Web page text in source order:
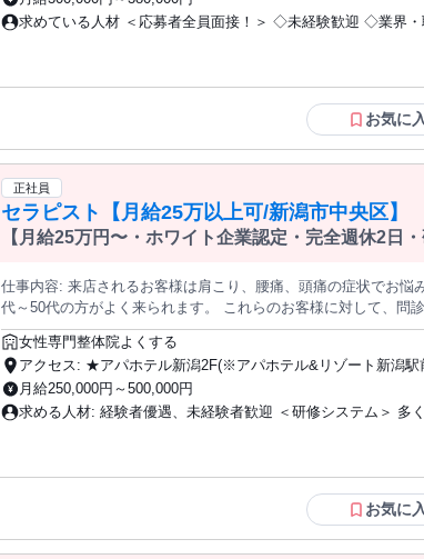
も無理なく働ける仕事を探している」 そんな方に選ばれている仕事です。 【仕事内容】 施設内での運営サポート業務
経験の方でも安心して始められます。 ▌新潟への移住を応援！ ￣￣￣￣￣￣￣￣￣￣￣￣￣￣￣￣￣￣ 県外から入社
費無料 ・テレビ完備 ・冷蔵庫完備 ・電子レンジ完備 ・洗濯機完備 ・無料送迎あり 新生活
す。 ▌柏崎エリアの魅力！ ￣￣￣￣￣￣￣￣￣￣￣￣￣￣￣￣￣￣ 新潟県柏崎市は、海と山に囲まれた自然豊かな街
グルメも充実。 都会の慌ただしさから離れ、 ゆとりある暮らしを実現できます。 ▌未経験スタート大歓迎！ ￣￣￣￣
￣￣￣￣￣￣￣￣￣￣￣￣￣￣ 入社後まずは研修からスタート。 業務の流れやルールを 基礎から丁寧にお教えしま
す。 先輩スタッフがしっかりサポートするので、 異業種からの転職者も多数活躍中です。 飲食店スタッフ、工場作業
￣￣￣￣￣￣￣￣￣￣￣￣￣￣￣￣￣￣ ・学歴不問 ・経験不問 ・転職回数不問 これまでの経
ありません。 応募者全員と面接を実施しています。 「地方で暮らしてみたい」 「環境を変えて働きたい」 「安定した
収入を得ながらゆとりある生活を送りたい」 そんな気持ちを大切にしています。 まずはお気
なたの新しい暮らしの第一歩を応援します。
求めている人材 ＜応募者全員面接！＞ ◇未経験歓迎 ◇業界
い方 ・環境を変えてイチからスタートしたい方 ＜様々な前職からの転職者多数！＞
営業、事務、コンビニの店員、倉庫内の作業員、 飲食店スタ
フ、公務員など 様々な業界・職種から転職してきたメンバーが活躍中！
即戦力！＞ 施設警備、夜勤警備、施設管理、駐車場警備、 大
のご経験をお持ちの方。 短期・単発のアルバイトで警備のご
年齢の条件と理由：あり（例外事由2号・18歳以上（警備業法
お気に
正社員
セラピスト【月給25万以上可/新潟市中央区】
【月給25万円〜・ホワイト企業認定・完全週休2日
仕事内容: 来店されるお客様は肩こり、腰痛、頭痛の症状でお悩みの女性となります。 また年齢層も幅広いですが、30
代～50代の方がよく来られます。 これらのお客様に対して、問診・検査で原因を特定して、その原因に結果にこだわる
整体施術をしていただき美と健康へ導き、お喜びいただくことまでが仕事になります
査、「美健同源」をコンセプトにした技術、そしてお客様にお
来店していただいた方々に「来た時より良くなった！」「ここ
ろまでが仕事になります！
女性専門整体院よくする
アクセス: ★アパホテル新潟2F(※アパホテル&リゾート新潟駅前大通とお間違えないよ
うご注意ください)
月給250,000円～500,000円
求める人材: 経験者優遇、未経験者歓迎 ＜研修システム＞ 多くの技術やスキル・早期
勉強してもらうために、会社の理念を理解してもらい、受付
らいます。 その後施術者としての勉強として問診、検査、施
す。 目標は入社3か月で新規のお客様にデビューできるよう
～施術計画～施術のテストを受けてもらい合格した人がデビ
お気に